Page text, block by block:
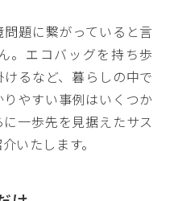
題に繋がっていると言
。エコバッグを持ち歩
るなど、暮らしの中で
やすい事例はいくつか
一歩先を見据えたサス
いたします。